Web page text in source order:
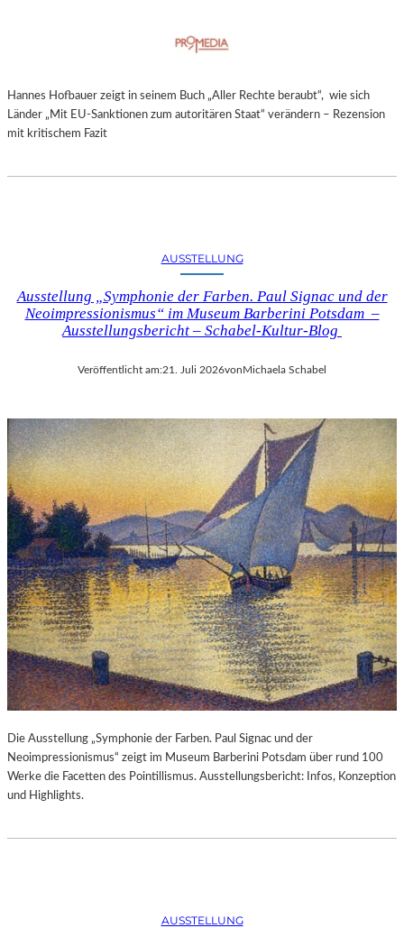
Hannes Hofbauer zeigt in seinem Buch „Aller Rechte beraubt“, wie sich
Länder „Mit EU-Sanktionen zum autoritären Staat“ verändern – Rezension
mit kritischem Fazit
AUSSTELLUNG
Ausstellung „Symphonie der Farben. Paul Signac und der
Neoimpressionismus“ im Museum Barberini Potsdam –
Ausstellungsbericht – Schabel-Kultur-Blog
Veröffentlicht am:21. Juli 2026von Michaela Schabel
Die Ausstellung „Symphonie der Farben. Paul Signac und der
Neoimpressionismus“ zeigt im Museum Barberini Potsdam über rund 100
Werke die Facetten des Pointillismus. Ausstellungsbericht: Infos, Konzeption
und Highlights.
AUSSTELLUNG